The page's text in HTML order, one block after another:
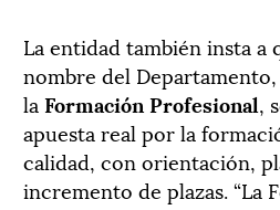
La entidad también insta a
nombre del
la Formación Profesional,
apuesta real por la
calidad, con orientación,
incremento de plazas. “La